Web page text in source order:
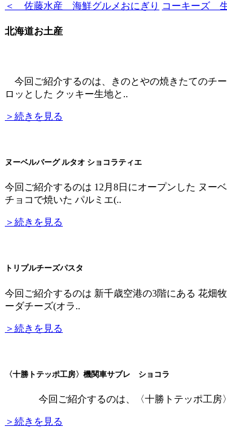
＜ 佐藤水産 海鮮グルメおにぎり コーキーズ
北海道お土産
今回ご紹介するのは、きのとやの焼きたてのチ
ロッとした クッキー生地と..
＞続きを見る
ヌーベルバーグ ルタオ ショコラティエ
今回ご紹介するのは 12月8日にオープンした ヌ
チョコで焼いた パルミエ(..
＞続きを見る
トリプルチーズパスタ
今回ご紹介するのは 新千歳空港の3階にある 花
ーダチーズ(オラ..
＞続きを見る
〈十勝トテッポ工房〉機関車サブレ ショコラ
今回ご紹介するのは、〈十勝トテッポ工房〉
＞続きを見る